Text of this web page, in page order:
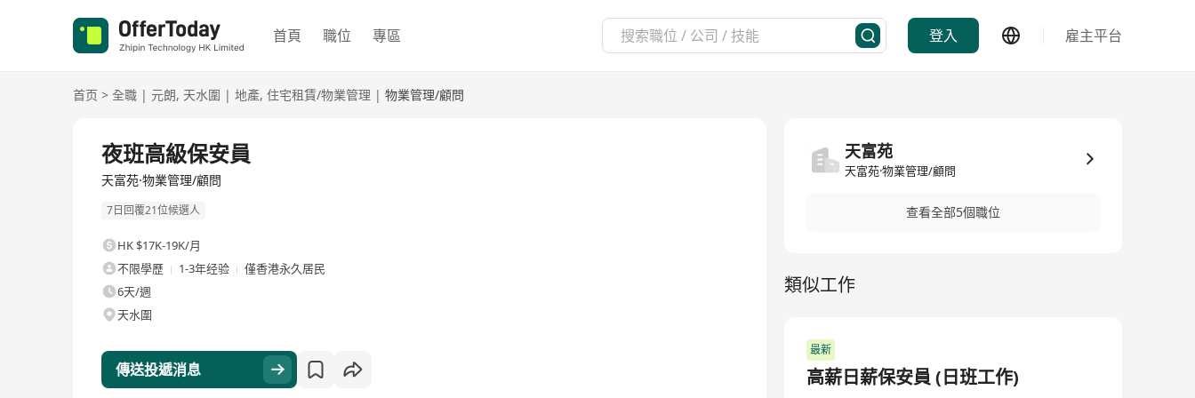
首頁 職位 專區 登入 雇主平台
首页 > 全職 | 元朗, 天水圍 | 地產, 住宅租賃/物業管理 | 物業管理/顧問
夜班高級保安員
天富苑·物業管理/顧問
7日回覆21位候選人
HK $17K-19K/月
不限學歷
1-3年经验
僅香港永久居民
6天/週
天水圍
傳送投遞消息
天富苑
天富苑·物業管理/顧問
查看全部5個職位
類似工作
最新
高薪日薪保安員 (日班工作)